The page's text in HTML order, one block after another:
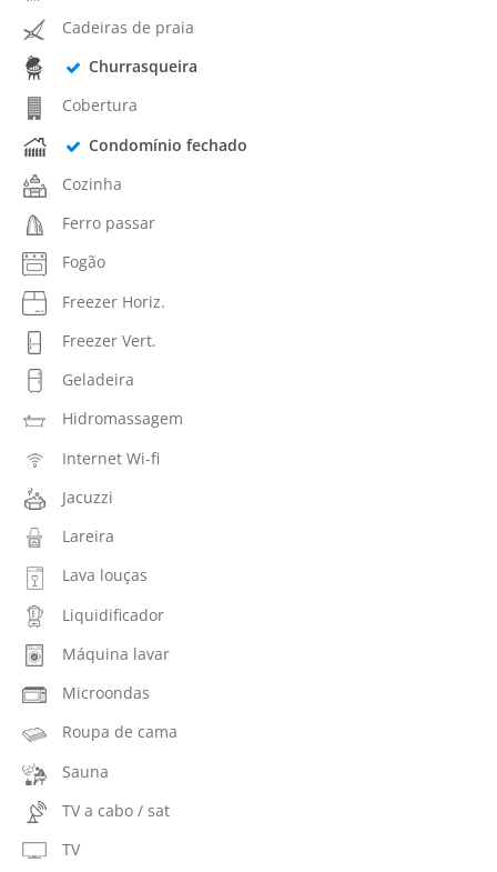
Cadeiras de praia
Churrasqueira
Cobertura
Condomínio fechado
Cozinha
Ferro passar
Fogão
Freezer Horiz.
Freezer Vert.
Geladeira
Hidromassagem
Internet Wi-fi
Jacuzzi
Lareira
Lava louças
Liquidificador
Máquina lavar
Microondas
Roupa de cama
Sauna
TV a cabo / sat
TV